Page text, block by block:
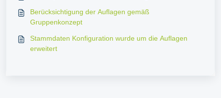
Berücksichtigung der Auflagen gemäß
Gruppenkonzept
Stammdaten Konfiguration wurde um die Auflagen
erweitert